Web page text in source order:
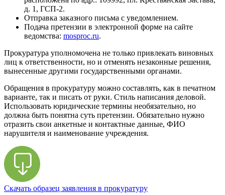
д. 1, ГСП-2.
Отправка заказного письма с уведомлением.
Подача претензии в электронной форме на сайте
ведомства: mosproc.ru.
Прокуратура уполномочена не только привлекать виновных
лиц к ответственности, но и отменять незаконные решения,
вынесенные другими государственными органами.
Обращения в прокуратуру можно составлять, как в печатном
варианте, так и писать от руки. Стиль написания деловой.
Использовать юридические термины необязательно, но
должна быть понятна суть претензии. Обязательно нужно
отразить свои анкетные и контактные данные, ФИО
нарушителя и наименование учреждения.
Скачать образец заявления в прокуратуру